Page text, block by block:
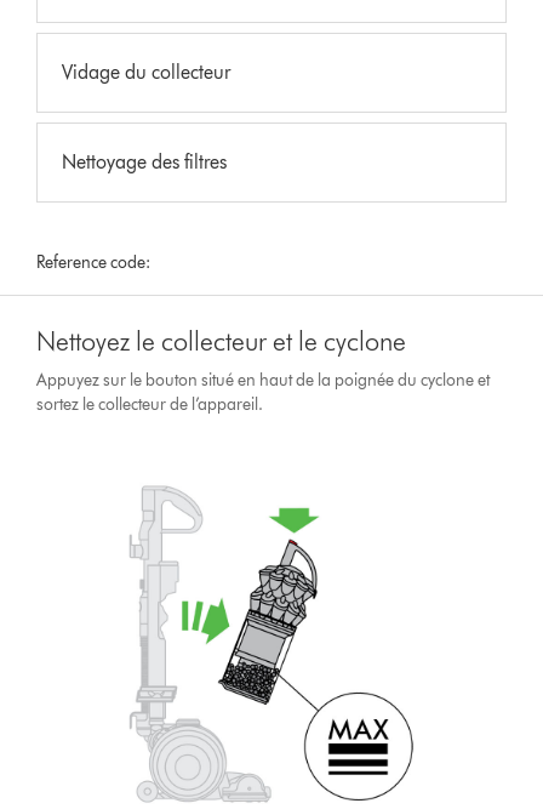
Vidage du collecteur
Nettoyage des filtres
Reference code:
Nettoyez le collecteur et le cyclone
Appuyez sur le bouton situé en haut de la poignée du cyclone et
sortez le collecteur de l’appareil.